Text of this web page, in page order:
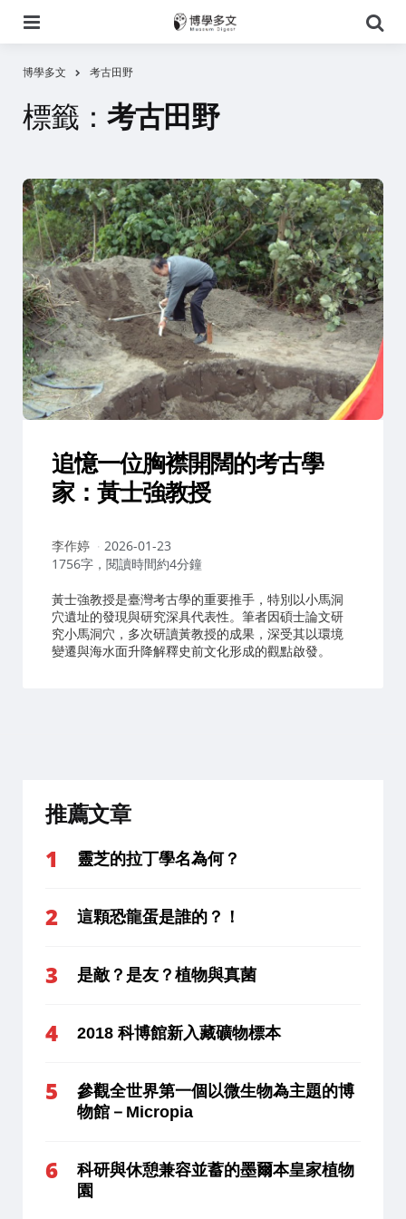
尋
博學多文 考古田野
標籤： 考古田野
追憶一位胸襟開闊的考古學
家：黃士強教授
作
者：
李作婷
2026-01-23
1756字，閱讀時間約4分鐘
黃士強教授是臺灣考古學的重要推手，特別以小馬洞
穴遺址的發現與研究深具代表性。筆者因碩士論文研
究小馬洞穴，多次研讀黃教授的成果，深受其以環境
變遷與海水面升降解釋史前文化形成的觀點啟發。
推薦文章
靈芝的拉丁學名為何？
這顆恐龍蛋是誰的？！
是敵？是友？植物與真菌
2018 科博館新入藏礦物標本
參觀全世界第一個以微生物為主題的博
物館－Micropia
科研與休憩兼容並蓄的墨爾本皇家植物
園